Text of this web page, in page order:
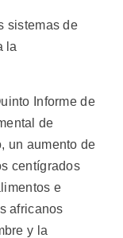
sistemas de
la
Informe de
de
un aumento de
centígrados
e
africanos
y la